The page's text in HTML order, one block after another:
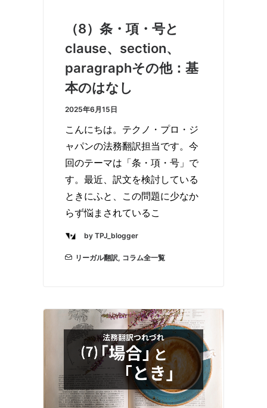
（8）条・項・号と
clause、section、
paragraphその他：基
本のはなし
2025年6月15日
こんにちは。テクノ・プロ・ジ
ャパンの法務翻訳担当です。今
回のテーマは「条・項・号」で
す。最近、訳文を検討している
ときにふと、この問題に少なか
らず悩まされているこ
by TPJ_blogger
リーガル翻訳, コラム全一覧